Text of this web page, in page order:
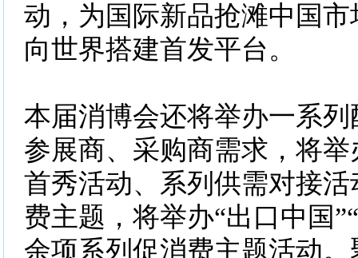
动，为国际新品抢滩中国
向世界搭建首发平台。
本届消博会还将举办一系
参展商、采购商需求，将
首秀活动、系列供需对接
费主题，将举办“出口中国
余项系列促消费主题活动